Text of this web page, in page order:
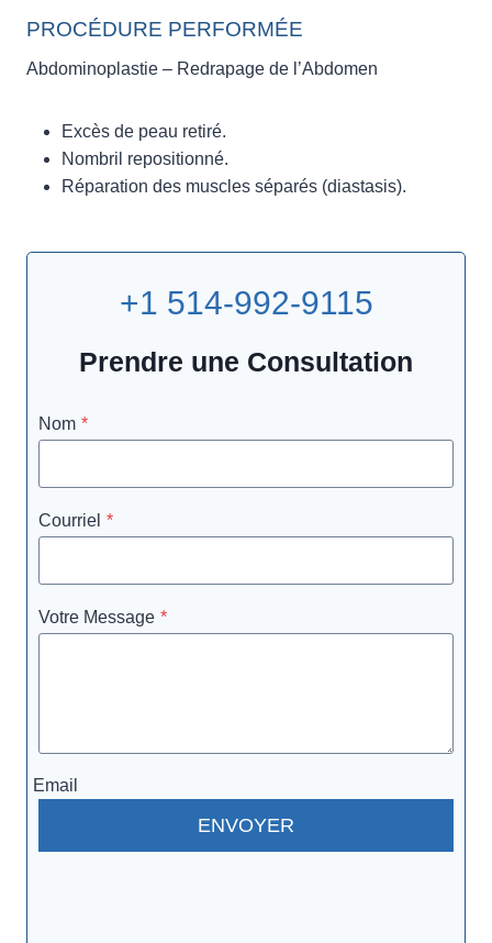
PROCÉDURE PERFORMÉE
Abdominoplastie – Redrapage de l’Abdomen
Excès de peau retiré.
Nombril repositionné.
Réparation des muscles séparés (diastasis).
+1 514-992-9115
Prendre une Consultation
Nom *
Courriel *
Votre Message *
Email
ENVOYER